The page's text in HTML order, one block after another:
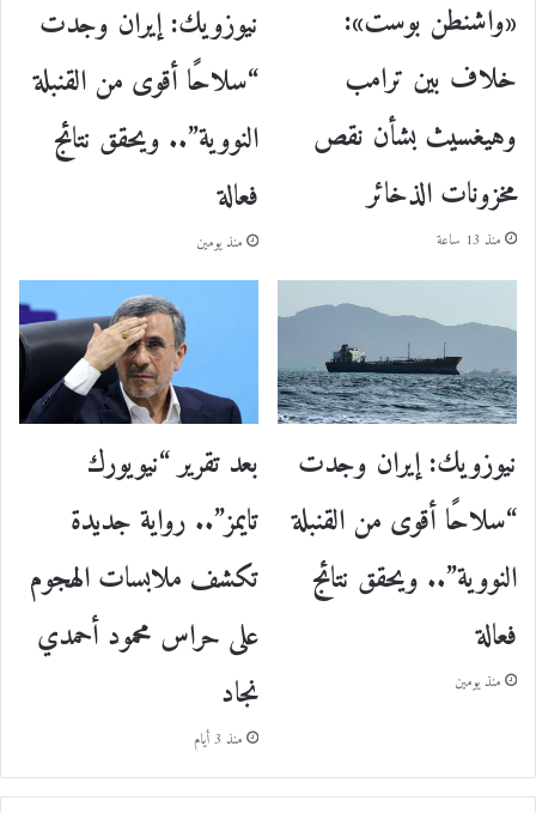
«واشنطن بوست»:
خلاف بين ترامب
وهيغسيث بشأن نقص
مخزونات الذخائر
منذ 13 ساعة
نيوزويك: إيران وجدت
“سلاحًا أقوى من القنبلة
النووية”.. ويحقق نتائج
فعالة
منذ يومين
نيوزويك: إيران وجدت
“سلاحًا أقوى من القنبلة
النووية”.. ويحقق نتائج
فعالة
منذ يومين
بعد تقرير “نيويورك
تايمز”.. رواية جديدة
تكشف ملابسات الهجوم
على حراس محمود أحمدي
نجاد
منذ 3 أيام